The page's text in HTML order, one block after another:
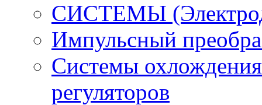
СИСТЕМЫ
Импульсный
Системы охлождения
регуляторов